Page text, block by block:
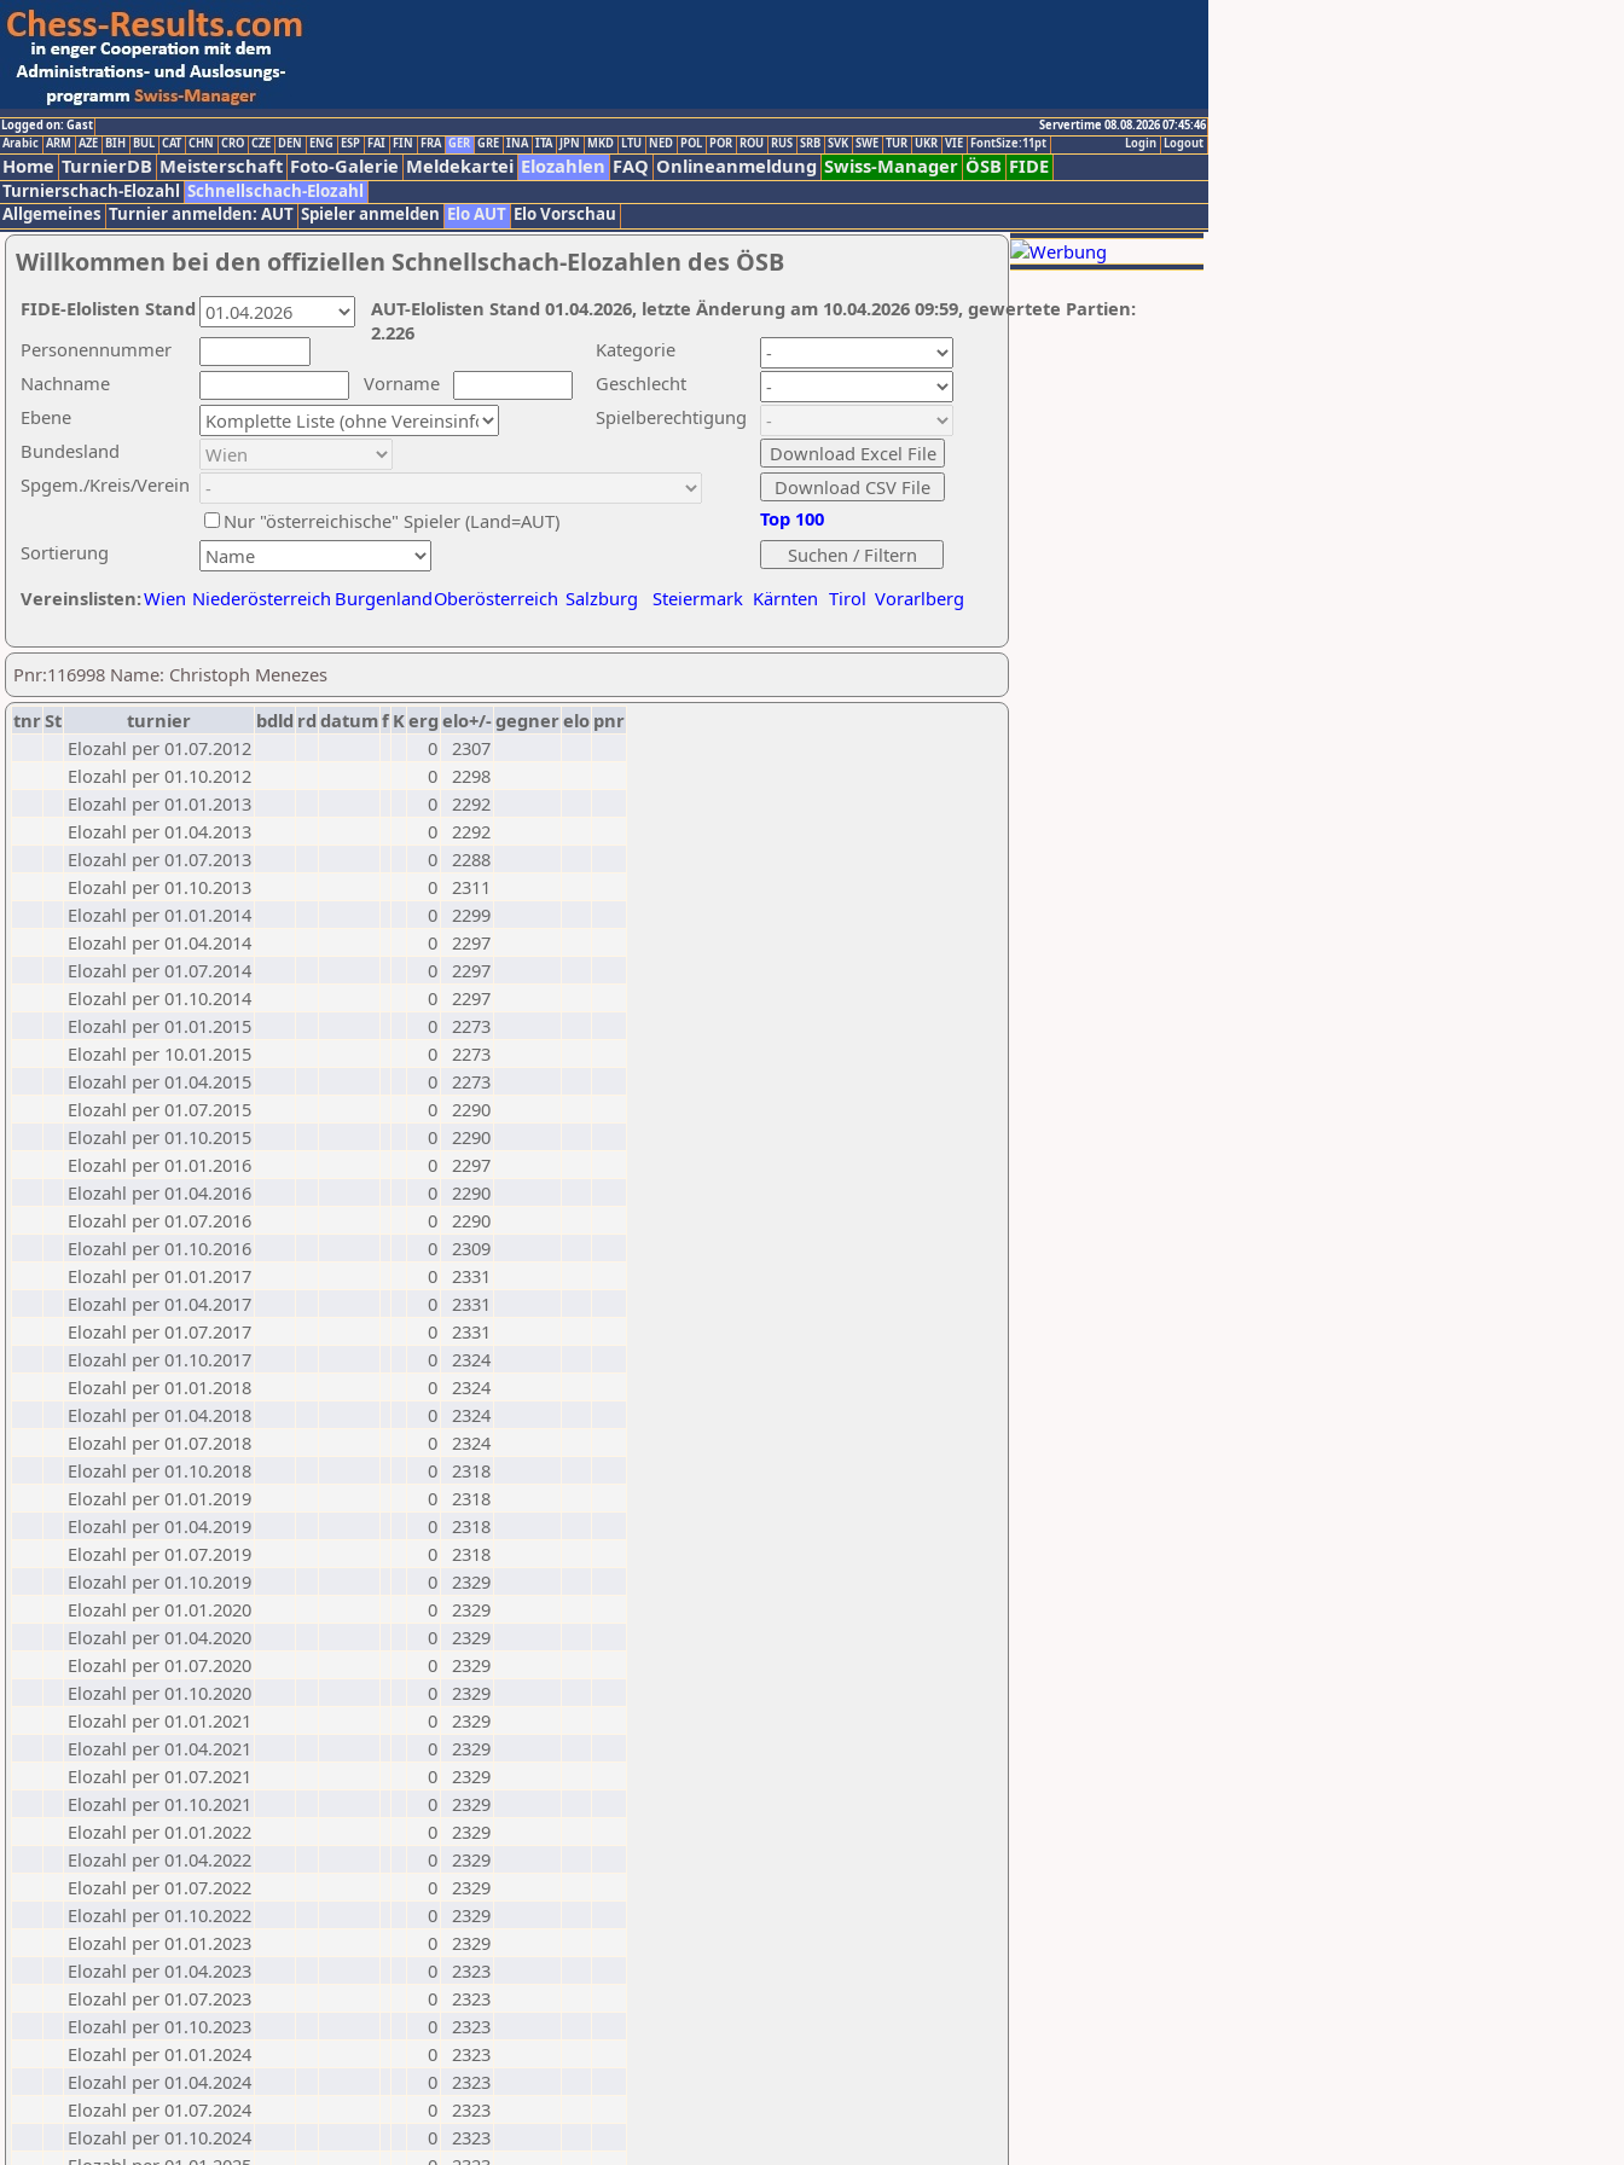
Logged on: Gast
Servertime 08.08.2026 07:45:46
Logout
Login
Arabic ARM AZE BIH BUL CAT CHN CRO CZE DEN ENG ESP FAI FIN FRA GER GRE INA ITA JPN MKD LTU NED POL POR ROU RUS SRB SVK SWE TUR UKR VIE FontSize:11pt
Home TurnierDB Meisterschaft Foto-Galerie Meldekartei Elozahlen FAQ Onlineanmeldung Swiss-Manager ÖSB FIDE
Turnierschach-Elozahl Schnellschach-Elozahl
Allgemeines Turnier anmelden: AUT Spieler anmelden Elo AUT Elo Vorschau
Willkommen bei den offiziellen Schnellschach-Elozahlen des ÖSB
Nachname
Vorname
Ebene
Kategorie
Sortierung
Personennummer
Bundesland
Spgem./Kreis/Verein
Geschlecht
Nur "österreichische" Spieler (Land=AUT)
Spielberechtigung
Vereinslisten:Wien Niederösterreich BurgenlandOberösterreich Salzburg Steiermark Kärnten Tirol Vorarlberg
Top 100
AUT-Elolisten Stand 01.04.2026, letzte Änderung am 10.04.2026 09:59, gewertete Partien:
2.226
FIDE-Elolisten Stand
Pnr:116998 Name: Christoph Menezes
tnrSt turnier bdld rd datumf Kerg elo+/-gegnerelo pnr
Elozahl per 01.07.2012
0 2307
Elozahl per 01.10.2012
0 2298
Elozahl per 01.01.2013
0 2292
Elozahl per 01.04.2013
0 2292
Elozahl per 01.07.2013
0 2288
Elozahl per 01.10.2013
0 2311
Elozahl per 01.01.2014
0 2299
Elozahl per 01.04.2014
0 2297
Elozahl per 01.07.2014
0 2297
Elozahl per 01.10.2014
0 2297
Elozahl per 01.01.2015
0 2273
Elozahl per 10.01.2015
0 2273
Elozahl per 01.04.2015
0 2273
Elozahl per 01.07.2015
0 2290
Elozahl per 01.10.2015
0 2290
Elozahl per 01.01.2016
0 2297
Elozahl per 01.04.2016
0 2290
Elozahl per 01.07.2016
0 2290
Elozahl per 01.10.2016
0 2309
Elozahl per 01.01.2017
0 2331
Elozahl per 01.04.2017
0 2331
Elozahl per 01.07.2017
0 2331
Elozahl per 01.10.2017
0 2324
Elozahl per 01.01.2018
0 2324
Elozahl per 01.04.2018
0 2324
Elozahl per 01.07.2018
0 2324
Elozahl per 01.10.2018
0 2318
Elozahl per 01.01.2019
0 2318
Elozahl per 01.04.2019
0 2318
Elozahl per 01.07.2019
0 2318
Elozahl per 01.10.2019
0 2329
Elozahl per 01.01.2020
0 2329
Elozahl per 01.04.2020
0 2329
Elozahl per 01.07.2020
0 2329
Elozahl per 01.10.2020
0 2329
Elozahl per 01.01.2021
0 2329
Elozahl per 01.04.2021
0 2329
Elozahl per 01.07.2021
0 2329
Elozahl per 01.10.2021
0 2329
Elozahl per 01.01.2022
0 2329
Elozahl per 01.04.2022
0 2329
Elozahl per 01.07.2022
0 2329
Elozahl per 01.10.2022
0 2329
Elozahl per 01.01.2023
0 2329
Elozahl per 01.04.2023
0 2323
Elozahl per 01.07.2023
0 2323
Elozahl per 01.10.2023
0 2323
Elozahl per 01.01.2024
0 2323
Elozahl per 01.04.2024
0 2323
Elozahl per 01.07.2024
0 2323
Elozahl per 01.10.2024
0 2323